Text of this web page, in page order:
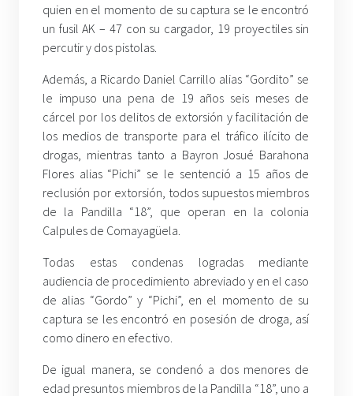
quien en el momento de su captura se le encontró
un fusil AK – 47 con su cargador, 19 proyectiles sin
percutir y dos pistolas.
Además, a Ricardo Daniel Carrillo alias “Gordito” se
le impuso una pena de 19 años seis meses de
cárcel por los delitos de extorsión y facilitación de
los medios de transporte para el tráfico ilícito de
drogas, mientras tanto a Bayron Josué Barahona
Flores alias “Pichi” se le sentenció a 15 años de
reclusión por extorsión, todos supuestos miembros
de la Pandilla “18”, que operan en la colonia
Calpules de Comayagüela.
Todas estas condenas logradas mediante
audiencia de procedimiento abreviado y en el caso
de alias “Gordo” y “Pichi”, en el momento de su
captura se les encontró en posesión de droga, así
como dinero en efectivo.
De igual manera, se condenó a dos menores de
edad presuntos miembros de la Pandilla “18”, uno a